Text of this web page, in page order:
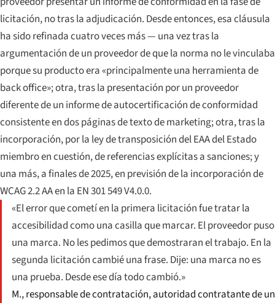
licitación, no tras la adjudicación. Desde entonces, esa cláusula
ha sido refinada cuatro veces más — una vez tras la
argumentación de un proveedor de que la norma no le vinculaba
porque su producto era «principalmente una herramienta de
back office»; otra, tras la presentación por un proveedor
diferente de un informe de autocertificación de conformidad
consistente en dos páginas de texto de marketing; otra, tras la
incorporación, por la ley de transposición del EAA del Estado
miembro en cuestión, de referencias explícitas a sanciones; y
una más, a finales de 2025, en previsión de la incorporación de
WCAG 2.2 AA en la EN 301 549 V4.0.0.
«El error que cometí en la primera licitación fue tratar la
accesibilidad como una casilla que marcar. El proveedor puso
una marca. No les pedimos que demostraran el trabajo. En la
segunda licitación cambié una frase. Dije: una marca no es
una prueba. Desde ese día todo cambió.»
M., responsable de contratación, autoridad contratante de un